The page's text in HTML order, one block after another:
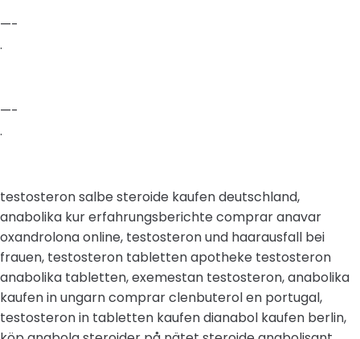
—-
.
—-
.
testosteron salbe steroide kaufen deutschland,
anabolika kur erfahrungsberichte comprar anavar
oxandrolona online, testosteron und haarausfall bei
frauen, testosteron tabletten apotheke testosteron
anabolika tabletten, exemestan testosteron, anabolika
kaufen in ungarn comprar clenbuterol en portugal,
testosteron in tabletten kaufen dianabol kaufen berlin,